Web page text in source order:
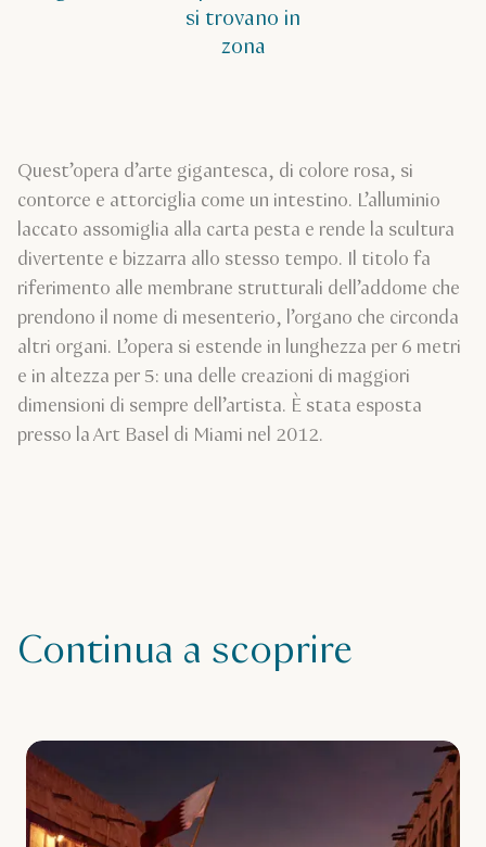
si trovano in
zona
Quest’opera d’arte gigantesca, di colore rosa, si
contorce e attorciglia come un intestino. L’alluminio
laccato assomiglia alla carta pesta e rende la scultura
divertente e bizzarra allo stesso tempo. Il titolo fa
riferimento alle membrane strutturali dell’addome che
prendono il nome di mesenterio, l’organo che circonda
altri organi. L’opera si estende in lunghezza per 6 metri
e in altezza per 5: una delle creazioni di maggiori
dimensioni di sempre dell’artista. È stata esposta
presso la Art Basel di Miami nel 2012.
Continua a scoprire